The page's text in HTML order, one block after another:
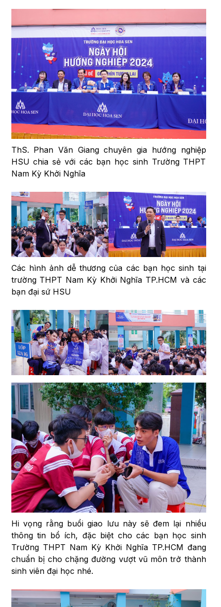
ThS. Phan Văn Giang chuyên gia hướng nghiệp
HSU chia sẻ với các bạn học sinh Trường THPT
Nam Kỳ Khởi Nghĩa
Các hình ảnh dễ thương của các bạn học sinh tại
trường THPT Nam Kỳ Khởi Nghĩa TP.HCM và các
bạn đại sứ HSU
Hi vọng rằng buổi giao lưu này sẽ đem lại nhiều
thông tin bổ ích, đặc biệt cho các bạn học sinh
Trường THPT Nam Kỳ Khởi Nghĩa TP.HCM đang
chuẩn bị cho chặng đường vượt vũ môn trở thành
sinh viên đại học nhé.